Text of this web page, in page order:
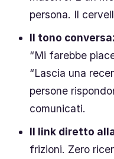
persona. Il
Il tono
“Mi farebbe
“Lascia una
persone
comunicati.
Il link diretto
frizioni. Zero